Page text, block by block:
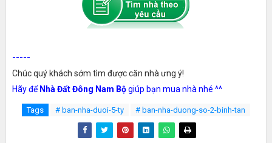
-----
Chúc quý khách sớm tìm được căn nhà ưng ý!
Hãy để Nhà Đất Đông Nam Bộgiúp bạn mua nhà nhé ^^
Tags # ban-nha-duoi-5-ty # ban-nha-duong-so-2-binh-tan